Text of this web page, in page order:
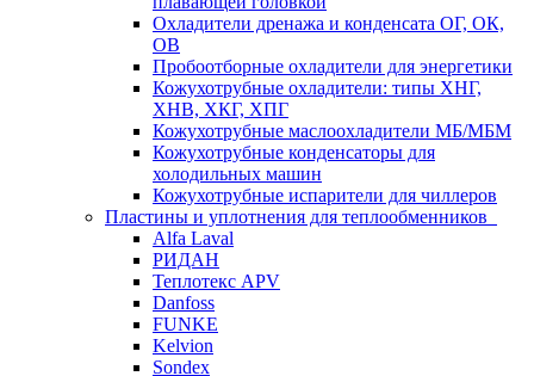
Охладители дренажа и конденсата ОГ, ОК,
ОВ
Пробоотборные охладители для энергетики
Кожухотрубные охладители: типы ХНГ,
ХНВ, ХКГ, ХПГ
Кожухотрубные маслоохладители МБ/МБМ
Кожухотрубные конденсаторы для
холодильных машин
Кожухотрубные испарители для чиллеров
Пластины и уплотнения для теплообменников
Alfa Laval
РИДАН
Теплотекс APV
Danfoss
FUNKE
Kelvion
Sondex